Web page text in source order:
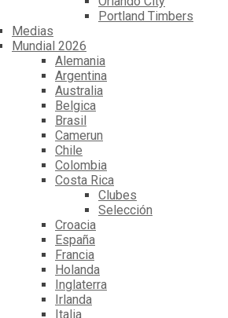
Portland Timbers
Medias
Mundial 2026
Alemania
Argentina
Australia
Belgica
Brasil
Camerun
Chile
Colombia
Costa Rica
Clubes
Selección
Croacia
España
Francia
Holanda
Inglaterra
Irlanda
Italia